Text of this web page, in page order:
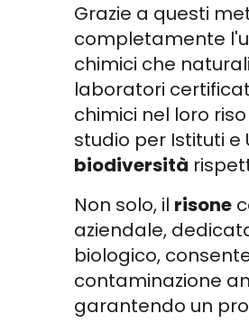
Grazie a questi
completamente
chimici che
laboratori
chimici nel loro
studio per Istituti e
biodiversità
Non solo, il risone
aziendale,
biologico,
contaminazione
garantendo un